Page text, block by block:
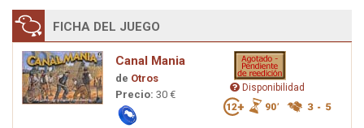
FICHA DEL JUEGO
Canal Mania
de Otros
Precio: 30 €
Disponibilidad